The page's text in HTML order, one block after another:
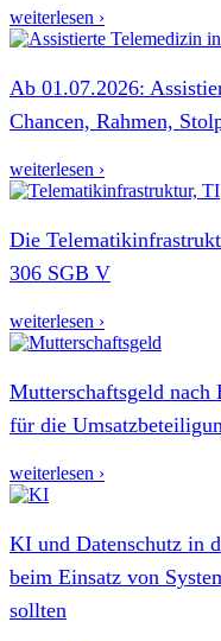
weiterlesen ›
Ab 01.07.2026:
Chancen, Rahmen,
weiterlesen ›
Die
306 SGB V
weiterlesen ›
Mutterschaftsgeld nach
für die
weiterlesen ›
KI und Datenschutz in
beim Einsatz von
sollten